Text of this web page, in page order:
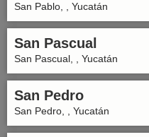
San Pablo, , Yucatán
San Pascual
San Pascual, , Yucatán
San Pedro
San Pedro, , Yucatán